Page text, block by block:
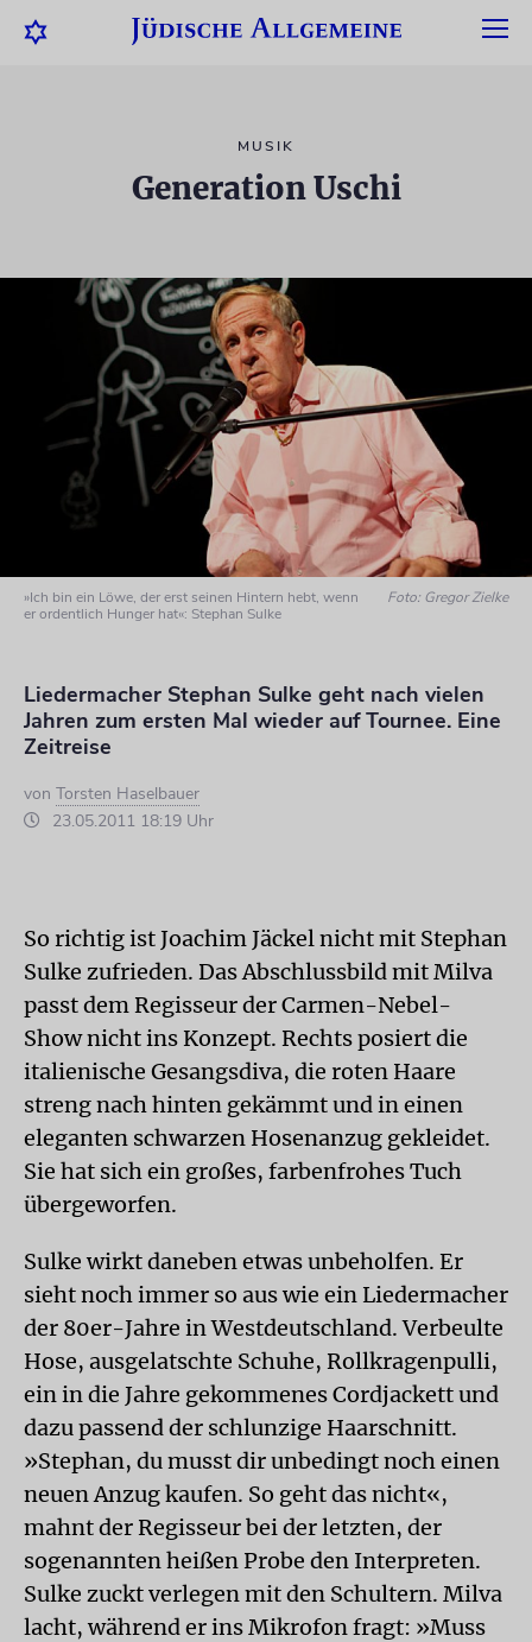
MUSIK
Generation Uschi
»Ich bin ein Löwe, der erst seinen Hintern hebt, wenn
er ordentlich Hunger hat«: Stephan Sulke
Foto: Gregor Zielke
Liedermacher Stephan Sulke geht nach vielen
Jahren zum ersten Mal wieder auf Tournee. Eine
Zeitreise
von Torsten Haselbauer
23.05.2011 18:19 Uhr
So richtig ist Joachim Jäckel nicht mit Stephan
Sulke zufrieden. Das Abschlussbild mit Milva
passt dem Regisseur der Carmen-Nebel-
Show nicht ins Konzept. Rechts posiert die
italienische Gesangsdiva, die roten Haare
streng nach hinten gekämmt und in einen
eleganten schwarzen Hosenanzug gekleidet.
Sie hat sich ein großes, farbenfrohes Tuch
übergeworfen.
Sulke wirkt daneben etwas unbeholfen. Er
sieht noch immer so aus wie ein Liedermacher
der 80er-Jahre in Westdeutschland. Verbeulte
Hose, ausgelatschte Schuhe, Rollkragenpulli,
ein in die Jahre gekommenes Cordjackett und
dazu passend der schlunzige Haarschnitt.
»Stephan, du musst dir unbedingt noch einen
neuen Anzug kaufen. So geht das nicht«,
mahnt der Regisseur bei der letzten, der
sogenannten heißen Probe den Interpreten.
Sulke zuckt verlegen mit den Schultern. Milva
lacht, während er ins Mikrofon fragt: »Muss